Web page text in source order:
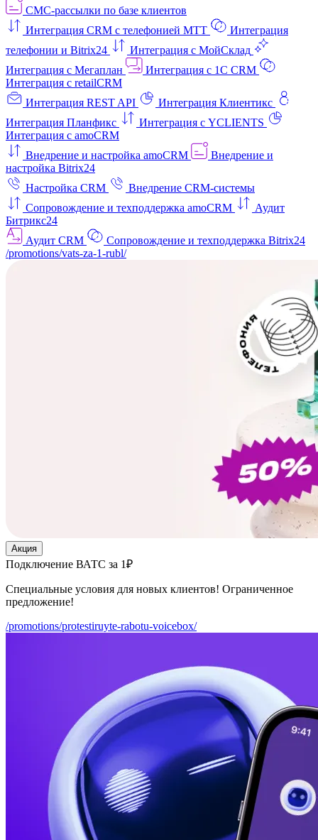
СМС-рассылки по базе клиентов
Интеграция CRM с телефонией МТТ
Интеграция
телефонии и Bitrix24
Интеграция с МойСклад
Интеграция с Мегаплан
Интеграция с 1C CRM
Интеграция с retailCRM
Интеграция REST API
Интеграция Клиентикс
Интеграция Планфикс
Интеграция с YCLIENTS
Интеграция с amoCRM
Внедрение и настройка amoCRM
Внедрение и
настройка Bitrix24
Настройка CRM
Внедрение CRM-системы
Сопровождение и техподдержка amoCRM
Аудит
Битрикс24
Аудит CRM
Сопровождение и техподдержка Bitrix24
/promotions/vats-za-1-rubl/
Акция
Подключение ВАТС за 1₽
Специальные условия для новых клиентов! Ограниченное
предложение!
/promotions/protestiruyte-rabotu-voicebox/